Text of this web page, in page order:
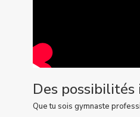
Des possibilités
Que tu sois gymnaste